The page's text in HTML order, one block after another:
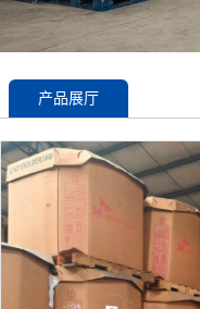
产品展厅